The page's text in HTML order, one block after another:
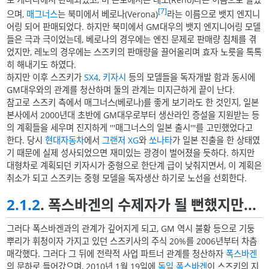
으며, 매그너스는 북미에서 베로나(Verona)[7]라는 이름으로 뱃지 엔지니
어링 되어 판매되었다. 하지만 북미에서 GM대우의 뱃지 엔지니어링 모델
들은 극과 극이었는데, 베로나의 경우에는 엔진 문제로 판매량 침체를 겪
었지만, 레노의 경우에는 스즈키의 판매량을 끌어올리며 효자 노릇을 톡톡
히 해내기도 하였다.
하지만 이후 스즈키가SX4, 키자시 등의 모델들을 독자개발 함과 동시에
GM대우와의 관계를 청산하며 둘의 관계는 미지근하게 끝이 난다.
참고로 스즈키 측에서 매그너스(베로나)를 좋게 보기라도 한 것인지, 일본
본사에서 2000년대 초반에 GM대우로부터 생산라인 증설을 지원받는 등
의 계획들을 세우며 진지하게 '''매그너스의 일본 출시'''를 고민했었다고
한다. 당시현대자동차에서그랜저 XG와쏘나타가 일본 진출을 한 상태였
기 때문에 실제 성사되었으면 재미있는 광경이 벌어졌을 듯하다. 하지만
대형차로 계획되던 키자시가 중형으로 한단계 급이 낮춰지면서, 이 계획은
취소가 되고 스즈키는 중형 모델을 독자생산 하기로 노선을 선회한다.
2.1.2. 폭스바겐의 수제자가 될 뻔했지만...
그러다 폭스바겐과의 관계가 깊어지게 되고, GM 역시 불황 등으로 기둥
뿌리가 휘청이자 가지고 있던 스즈키사의 주식 20%를 2006년부터 차츰
매각했다. 그러다 그 뒤에 전략적 사업 파트너 관계를 청산하자폭스바겐
의 문하로 들어갔으며, 2010년 1월 19일에독일 폭스바겐이 스즈키의 지